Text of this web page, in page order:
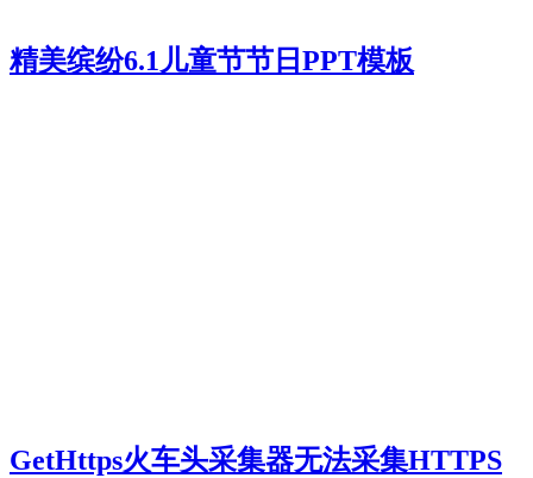
精美缤纷6.1儿童节节日PPT模板
GetHttps火车头采集器无法采集HTTPS